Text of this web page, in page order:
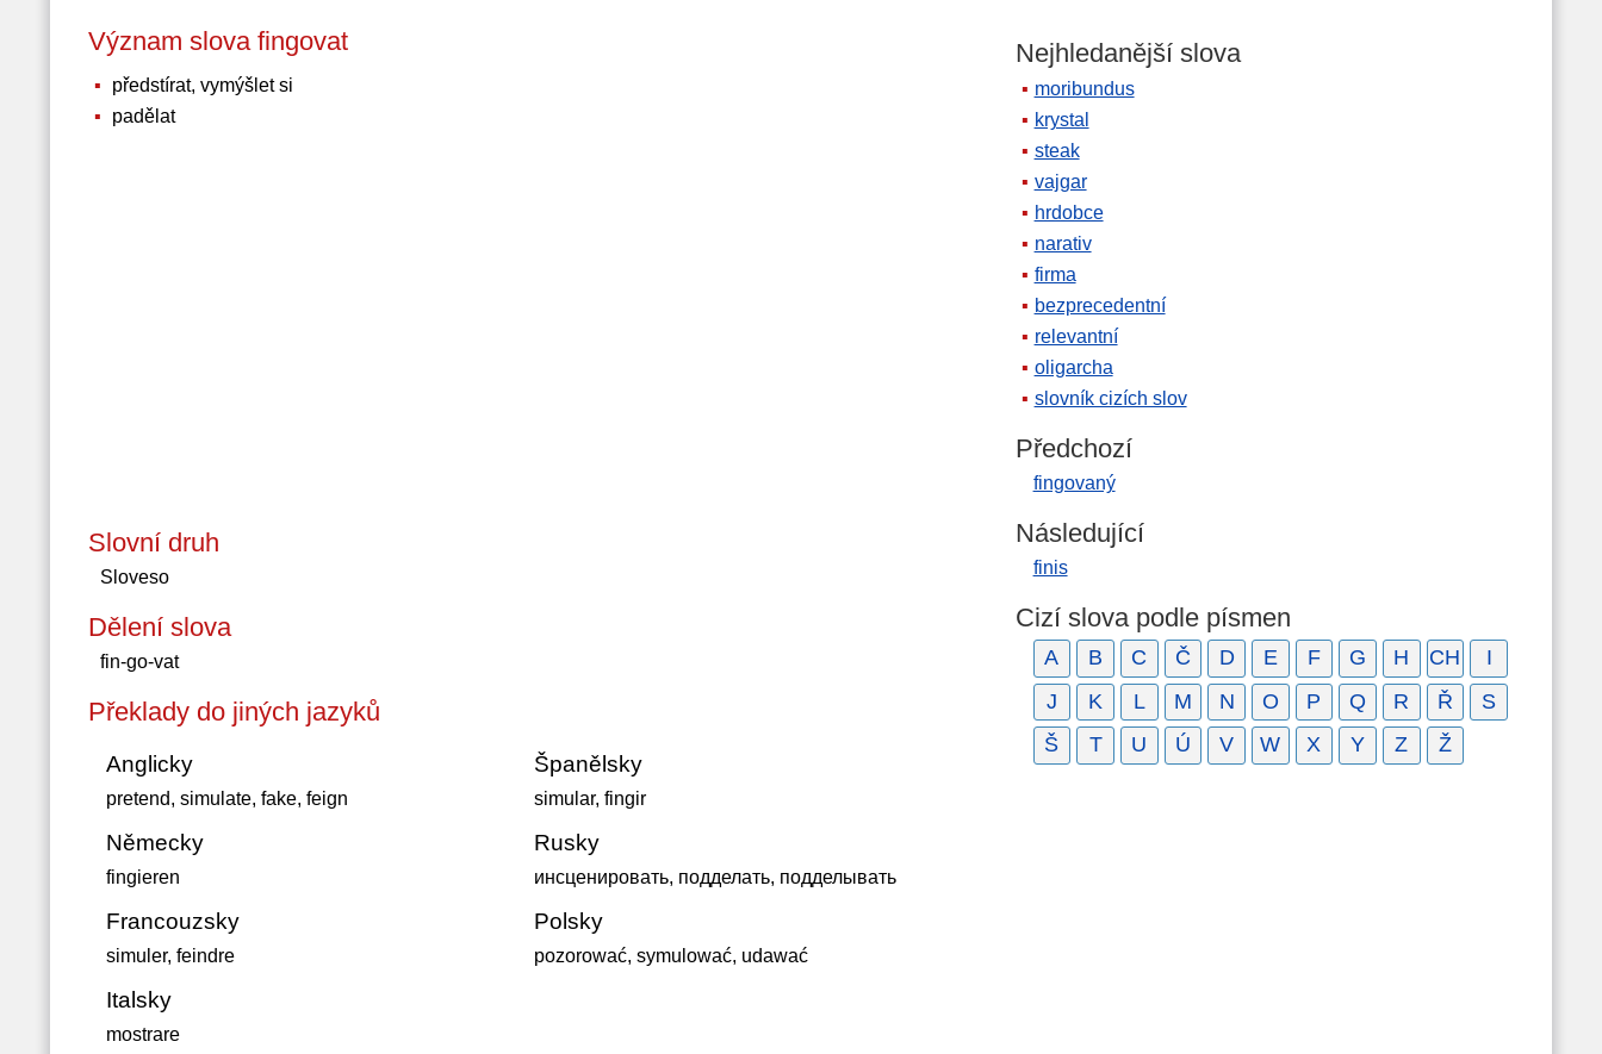
Význam slova fingovat
předstírat, vymýšlet si
padělat
Slovní druh
Sloveso
Dělení slova
fin-go-vat
Překlady do jiných jazyků
Anglicky
pretend, simulate, fake, feign
Německy
fingieren
Francouzsky
simuler, feindre
Italsky
mostrare
Španělsky
simular, fingir
Rusky
инсценировать, подделать, подделывать
Polsky
pozorować, symulować, udawać
Nejhledanější slova
moribundus
krystal
steak
vajgar
hrdobce
narativ
firma
bezprecedentní
relevantní
oligarcha
slovník cizích slov
Předchozí
fingovaný
Následující
finis
Cizí slova podle písmen
A B C Č D E F G H CH
I
J
K L M N O P Q R Ř
S
Š
T U Ú V W X Y Z Ž